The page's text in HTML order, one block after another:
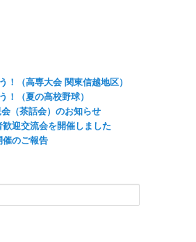
！（高専大会 関東信越地区）
！（夏の高校野球）
（茶話会）のお知らせ
迎交流会を開催しました
のご報告